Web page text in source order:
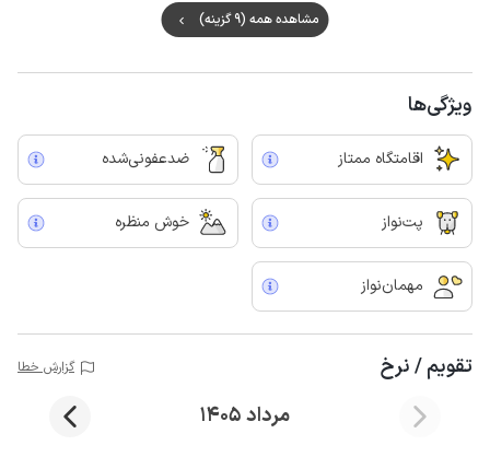
مشاهده همه (9 گزینه)
ویژگی‌ها
اقامتگاه ممتاز ضدعفونی‌شده
پت‌نواز خوش منظره
مهمان‌نواز
تقویم / نرخ گزارش خطا
مرداد 1405